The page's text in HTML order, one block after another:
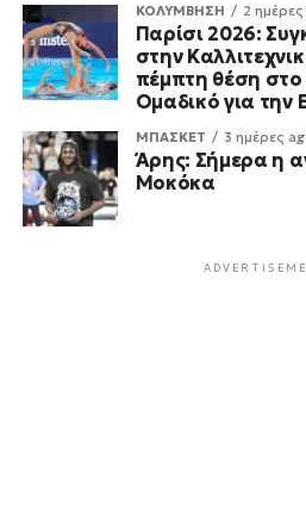
ΚΟΛΥΜΒΗΣΗ 2
Παρίσι 2026:
στην
πέμπτη θέση
Ομαδικό για την
ΜΠΑΣΚΕΤ 3 ημέρες
Άρης: Σήμερα η
Μοκόκα